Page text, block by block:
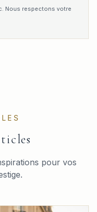
Nous respectons votre
pour vos